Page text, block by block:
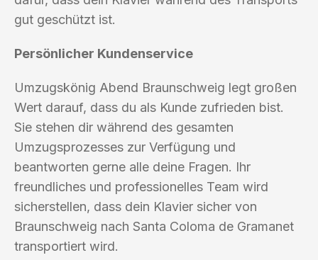
gut geschützt ist.
Persönlicher Kundenservice
Umzugskönig Abend Braunschweig legt großen
Wert darauf, dass du als Kunde zufrieden bist.
Sie stehen dir während des gesamten
Umzugsprozesses zur Verfügung und
beantworten gerne alle deine Fragen. Ihr
freundliches und professionelles Team wird
sicherstellen, dass dein Klavier sicher von
Braunschweig nach Santa Coloma de Gramanet
transportiert wird.